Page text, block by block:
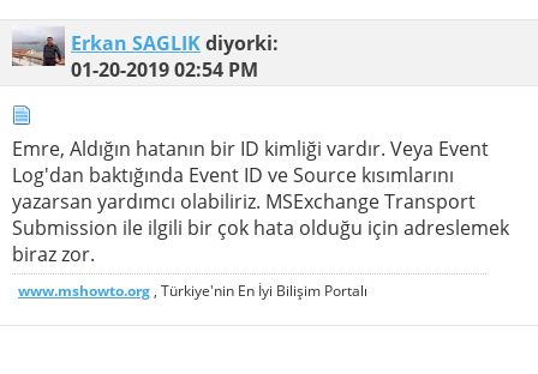
Erkan SAGLIKdiyorki:
01-20-201902:54 PM
Emre, Aldığın hatanın bir ID kimliği vardır. Veya Event
Log'dan baktığında Event ID ve Source kısımlarını
yazarsan yardımcı olabiliriz. MSExchange Transport
Submission ile ilgili bir çok hata olduğu için adreslemek
biraz zor.
www.mshowto.org , Türkiye'nin En İyi Bilişim Portalı